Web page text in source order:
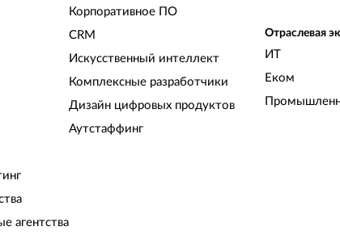
агентства
Корпоративное ПО
CRM
Искусственный интеллект
Комплексные разработчики
Дизайн цифровых продуктов
Аутстаффинг
Отраслевая
ИТ
Еком